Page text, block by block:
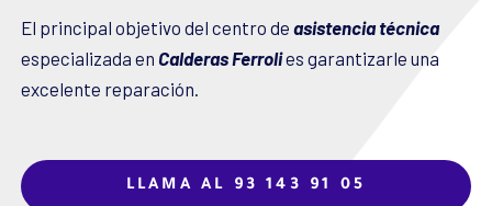
El principal objetivo del centro de asistencia técnica
especializada en Calderas Ferrolies garantizarle una
excelente reparación.
LLAMA AL 93 143 91 05